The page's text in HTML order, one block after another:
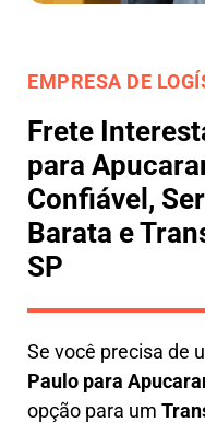
EMPRESA DE
Frete
para
Confiável,
Barata e
SP
Se você precisa de
Paulo para
opção para um T